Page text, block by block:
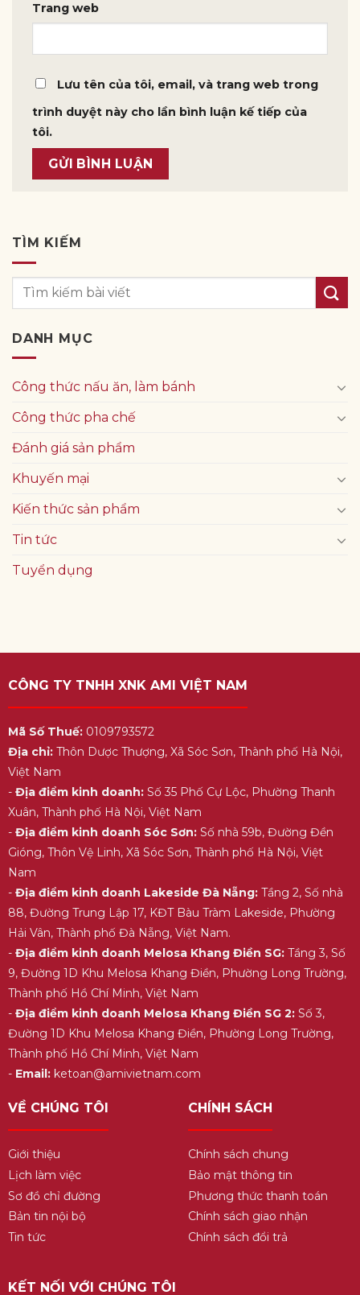
Trang web
Lưu tên của tôi, email, và trang web trong
trình duyệt này cho lần bình luận kế tiếp của
tôi.
TÌM KIẾM
DANH MỤC
Công thức nấu ăn, làm bánh
Công thức pha chế
Đánh giá sản phẩm
Khuyến mại
Kiến thức sản phẩm
Tin tức
Tuyển dụng
CÔNG TY TNHH XNK AMI VIỆT NAM
Mã Số Thuế:0109793572
Địa chỉ:Thôn Dược Thượng, Xã Sóc Sơn, Thành phố Hà Nội,
Việt Nam
- Địa điểm kinh doanh:Số 35 Phố Cự Lộc, Phường Thanh
Xuân, Thành phố Hà Nội, Việt Nam
- Địa điểm kinh doanh Sóc Sơn:Số nhà 59b, Đường Đền
Gióng, Thôn Vệ Linh, Xã Sóc Sơn, Thành phố Hà Nội, Việt
Nam
- Địa điểm kinh doanh Lakeside Đà Nẵng:Tầng 2, Số nhà
88, Đường Trung Lập 17, KĐT Bàu Tràm Lakeside, Phường
Hải Vân, Thành phố Đà Nẵng, Việt Nam.
- Địa điểm kinh doanh Melosa Khang Điền SG:Tầng 3, Số
9, Đường 1D Khu Melosa Khang Điền, Phường Long Trường,
Thành phố Hồ Chí Minh, Việt Nam
- Địa điểm kinh doanh Melosa Khang Điền SG 2:Số 3,
Đường 1D Khu Melosa Khang Điền, Phường Long Trường,
Thành phố Hồ Chí Minh, Việt Nam
- Email:ketoan@amivietnam.com
VỀ CHÚNG TÔI
Giới thiệu
Lịch làm việc
Sơ đồ chỉ đường
Bản tin nội bộ
Tin tức
CHÍNH SÁCH
Chính sách chung
Bảo mật thông tin
Phương thức thanh toán
Chính sách giao nhận
Chính sách đổi trả
KẾT NỐI VỚI CHÚNG TÔI